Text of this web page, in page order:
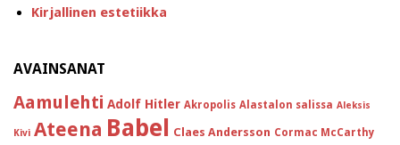
Kirjallinen estetiikka
AVAINSANAT
Aamulehti Adolf Hitler Akropolis Alastalon salissa Aleksis
Kivi Ateena Babel Claes Andersson Cormac McCarthy